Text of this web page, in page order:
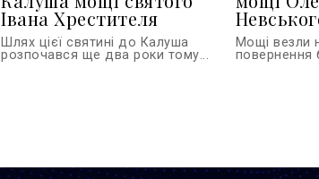
Івана Хрестителя
Шлях цієї святині до Калуша
розпочався ще два роки тому...
Мощі везли
повернення